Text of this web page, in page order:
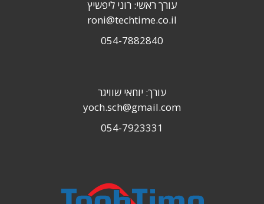
עורך ראשי: רוני ליפשיץ
roni@techtime.co.il
054-7882840
עורך: יוחאי שוויגר
yoch.sch@gmail.com
054-7923331